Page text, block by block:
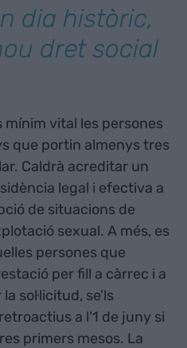
dia històric,
dret social
mínim vital les persones
que portin almenys tres
Caldrà acreditar un
legal i efectiva a
de situacions de
sexual. A més, es
persones que
per fill a càrrec i a
sol·licitud, se’ls
a l’1 de juny si
primers mesos. La